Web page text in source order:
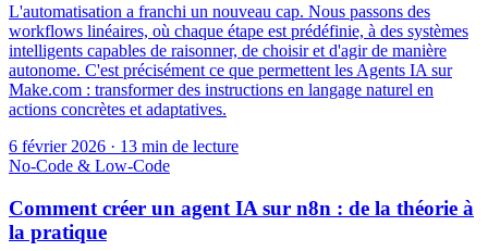
L'automatisation a franchi un nouveau cap. Nous passons des
workflows linéaires, où chaque étape est prédéfinie, à des systèmes
intelligents capables de raisonner, de choisir et d'agir de manière
autonome. C'est précisément ce que permettent les Agents IA sur
Make.com : transformer des instructions en langage naturel en
actions concrètes et adaptatives.
6 février 2026 · 13 min de lecture
No-Code & Low-Code
Comment créer un agent IA sur n8n : de la théorie à
la pratique